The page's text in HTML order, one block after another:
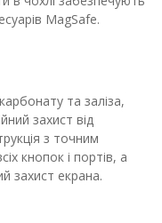
MagSafe.
та заліза,
захист від
з точним
кнопок і портів, а
захист екрана.